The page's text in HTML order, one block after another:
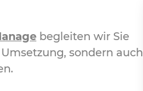
begleiten wir Sie
sondern auch